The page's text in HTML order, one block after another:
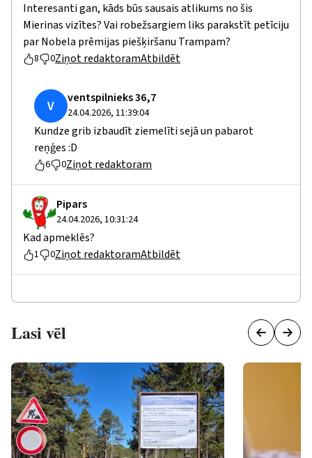
Interesanti gan, kāds būs sausais atlikums no šis
Mierinas vizītes? Vai robežsargiem liks parakstīt petīciju
par Nobela prēmijas piešķiršanu Trampam?
8 0Ziņot redaktoramAtbildēt
V ventspilnieks 36,7
24.04.2026, 11:39:04
Kundze grib izbaudīt ziemelīti sejā un pabarot
reņģes :D
6 0Ziņot redaktoram
Pipars
24.04.2026, 10:31:24
Kad apmeklēs?
1 0Ziņot redaktoramAtbildēt
Lasi vēl